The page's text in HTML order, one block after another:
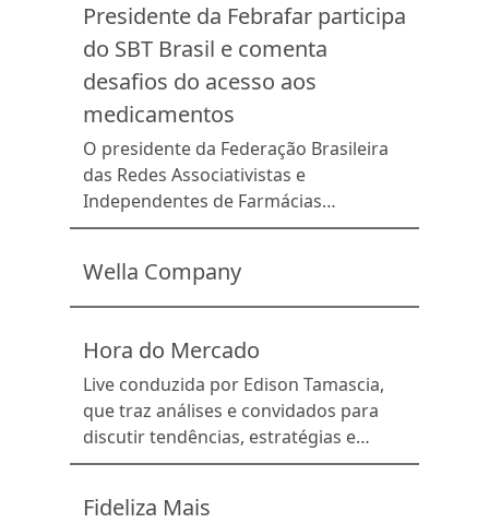
incrementando a cesta de compras e
impulsionando a lucratividade das
farmácias. A solução inclui o acesso ao
painel de PBM no ORION, que
promove uma melhor experiência […]
Presidente da Febrafar participa
do SBT Brasil e comenta
desafios do acesso aos
medicamentos
O presidente da Federação Brasileira
das Redes Associativistas e
Independentes de Farmácias
(Febrafar), Edison Tamascia, foi um
dos principais telejornais do país, em
reportagem que abordou um tema de
pública: a pesquisa sobre o
comportamento do consumidor de
farmácias e dificuldades financeiras
enfrentadas pelos […]
Wella Company
Hora do Mercado
Live conduzida por Edison Tamascia,
que traz análises e convidados para
discutir tendências, estratégias e
dados do mercado farmacêutico.
Fideliza Mais